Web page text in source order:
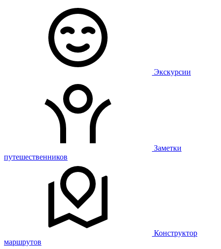
Экскурсии
Заметки
путешественников
Конструктор
маршрутов